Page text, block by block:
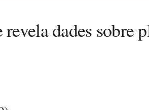
dades sobre